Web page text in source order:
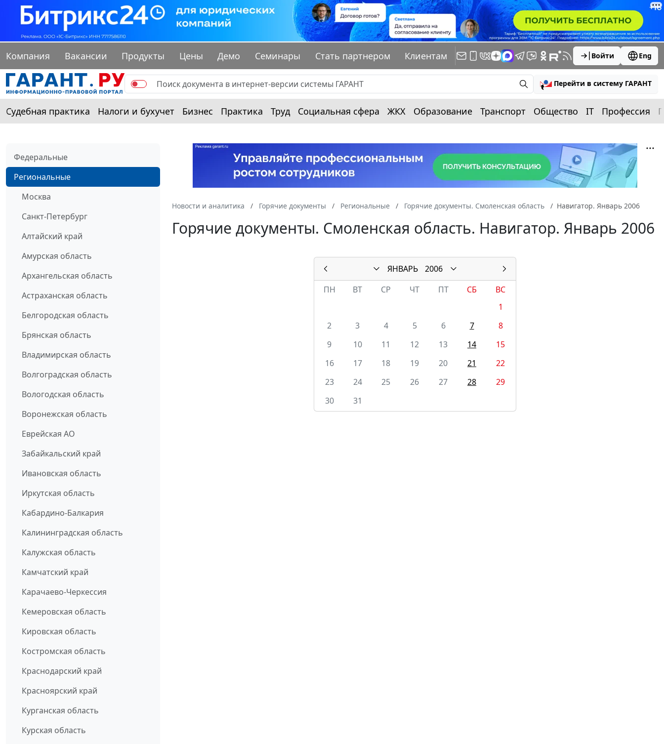
Компания Вакансии Продукты Цены Демо Семинары Стать партнером Клиентам Войти Eng
Перейти в систему ГАРАНТ
Судебная практика Налоги и бухучет Бизнес Практика Труд Социальная сфера ЖКХ Образование Транспорт Общество IT Профессия
Федеральные
Региональные
Москва
Санкт-Петербург
Алтайский край
Амурская область
Архангельская область
Астраханская область
Белгородская область
Брянская область
Владимирская область
Волгоградская область
Вологодская область
Воронежская область
Еврейская АО
Забайкальский край
Ивановская область
Иркутская область
Кабардино-Балкария
Калининградская область
Калужская область
Камчатский край
Карачаево-Черкессия
Кемеровская область
Кировская область
Костромская область
Краснодарский край
Красноярский край
Курганская область
Курская область
Новости и аналитика Горячие документы Региональные Горячие документы. Смоленская область Навигатор. Январь 2006
Горячие документы. Смоленская область. Навигатор. Январь 2006
ЯНВАРЬ
2006
ПН
ВТ СР ЧТ ПТ СБ
ВС
1
2
3 4 5 6 7
8
9
10 11 12 13 14
15
16
17 18 19 20 21
22
23
24 25 26 27 28
29
30
31